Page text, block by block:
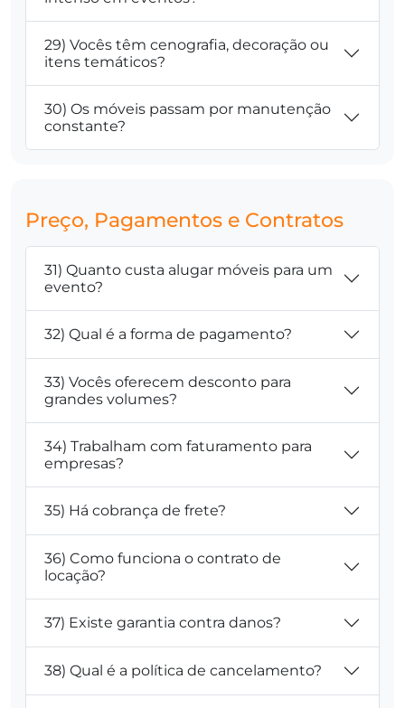
29) Vocês têm cenografia, decoração ou
itens temáticos?
30) Os móveis passam por manutenção
constante?
Preço, Pagamentos e Contratos
31) Quanto custa alugar móveis para um
evento?
32) Qual é a forma de pagamento?
33) Vocês oferecem desconto para
grandes volumes?
34) Trabalham com faturamento para
empresas?
35) Há cobrança de frete?
36) Como funciona o contrato de
locação?
37) Existe garantia contra danos?
38) Qual é a política de cancelamento?